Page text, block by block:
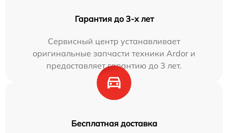
Гарантия до 3-х лет
Сервисный центр устанавливает
оригинальные запчасти техники Ardor и
предоставляет гарантию до 3 лет.
Бесплатная доставка